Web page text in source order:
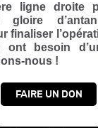
ligne droite
gloire
finaliser
ont besoin
nous !
FAIRE UN DON